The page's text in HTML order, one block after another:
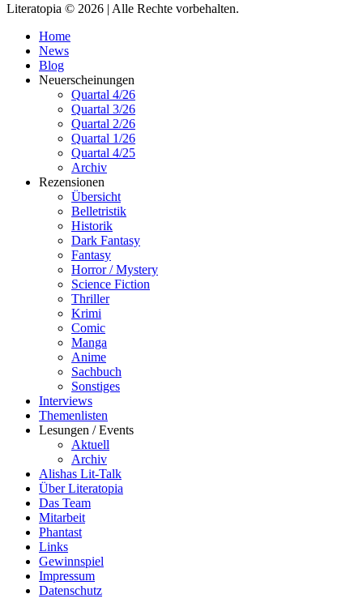
Literatopia © 2026 | Alle Rechte vorbehalten.
Home
News
Blog
Neuerscheinungen
Quartal 4/26
Quartal 3/26
Quartal 2/26
Quartal 1/26
Quartal 4/25
Archiv
Rezensionen
Übersicht
Belletristik
Historik
Dark Fantasy
Fantasy
Horror / Mystery
Science Fiction
Thriller
Krimi
Comic
Manga
Anime
Sachbuch
Sonstiges
Interviews
Themenlisten
Lesungen / Events
Aktuell
Archiv
Alishas Lit-Talk
Über Literatopia
Das Team
Mitarbeit
Phantast
Links
Gewinnspiel
Impressum
Datenschutz